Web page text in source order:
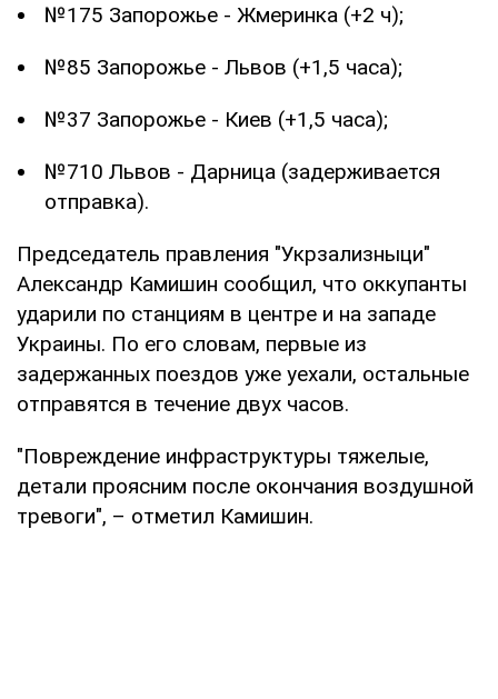
№175 Запорожье - Жмеринка (+2 ч);
№85 Запорожье - Львов (+1,5 часа);
№37 Запорожье - Киев (+1,5 часа);
№710 Львов - Дарница (задерживается
отправка).
Председатель правления "Укрзализныци"
Александр Камишин сообщил, что оккупанты
ударили по станциям в центре и на западе
Украины. По его словам, первые из
задержанных поездов уже уехали, остальные
отправятся в течение двух часов.
"Повреждение инфраструктуры тяжелые,
детали проясним после окончания воздушной
тревоги", – отметил Камишин.